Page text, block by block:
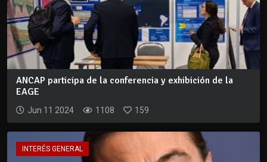
ANCAP participa de la conferencia y exhibición de la
EAGE
Jun 11 2024 1108 159
INTERÉS GENERAL